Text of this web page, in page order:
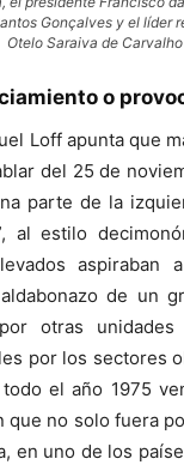
Gonçalves y el líder
Otelo Saraiva de Carvalho
o
Loff apunta que
del 25 de
parte de la
al estilo
de un
otras
por los sectores
el año 1975
que no solo fuera
en uno de los